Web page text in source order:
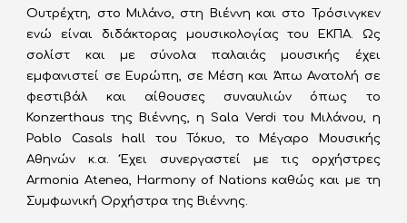
Ουτρέχτη, στο Μιλάνο, στη Βιέννη και στο Τρόσινγκεν
ενώ είναι διδάκτορας μουσικολογίας του ΕΚΠΑ. Ως
σολίστ και με σύνολα παλαιάς μουσικής έχει
εμφανιστεί σε Ευρώπη, σε Μέση και Άπω Ανατολή σε
φεστιβάλ και αίθουσες συναυλιών όπως το
Konzerthaus της Βιέννης, η Sala Verdi του Μιλάνου, η
Pablo Casals hall του Τόκυο, το Μέγαρο Μουσικής
Αθηνών κ.α. Έχει συνεργαστεί με τις ορχήστρες
Armonia Atenea, Harmony of Nations καθώς και με τη
Συμφωνική Ορχήστρα της Βιέννης.